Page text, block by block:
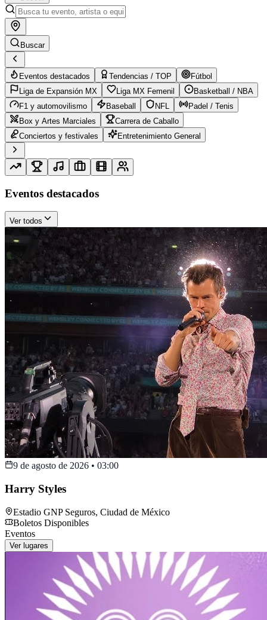
Buscar
Eventos destacados Tendencias / TOP
Fútbol
Liga de Expansión MX
Liga MX Femenil
Basketball / NBA
F1 y automovilismo
Baseball NFL
Padel / Tenis
Box y Artes Marciales
Carrera de Caballo
Conciertos y festivales
Entretenimiento General
Eventos destacados
Ver todos
9 de agosto de 2026 • 03:00
Harry Styles
Estadio GNP Seguros, Ciudad de México
Boletos Disponibles
Eventos
Ver lugares